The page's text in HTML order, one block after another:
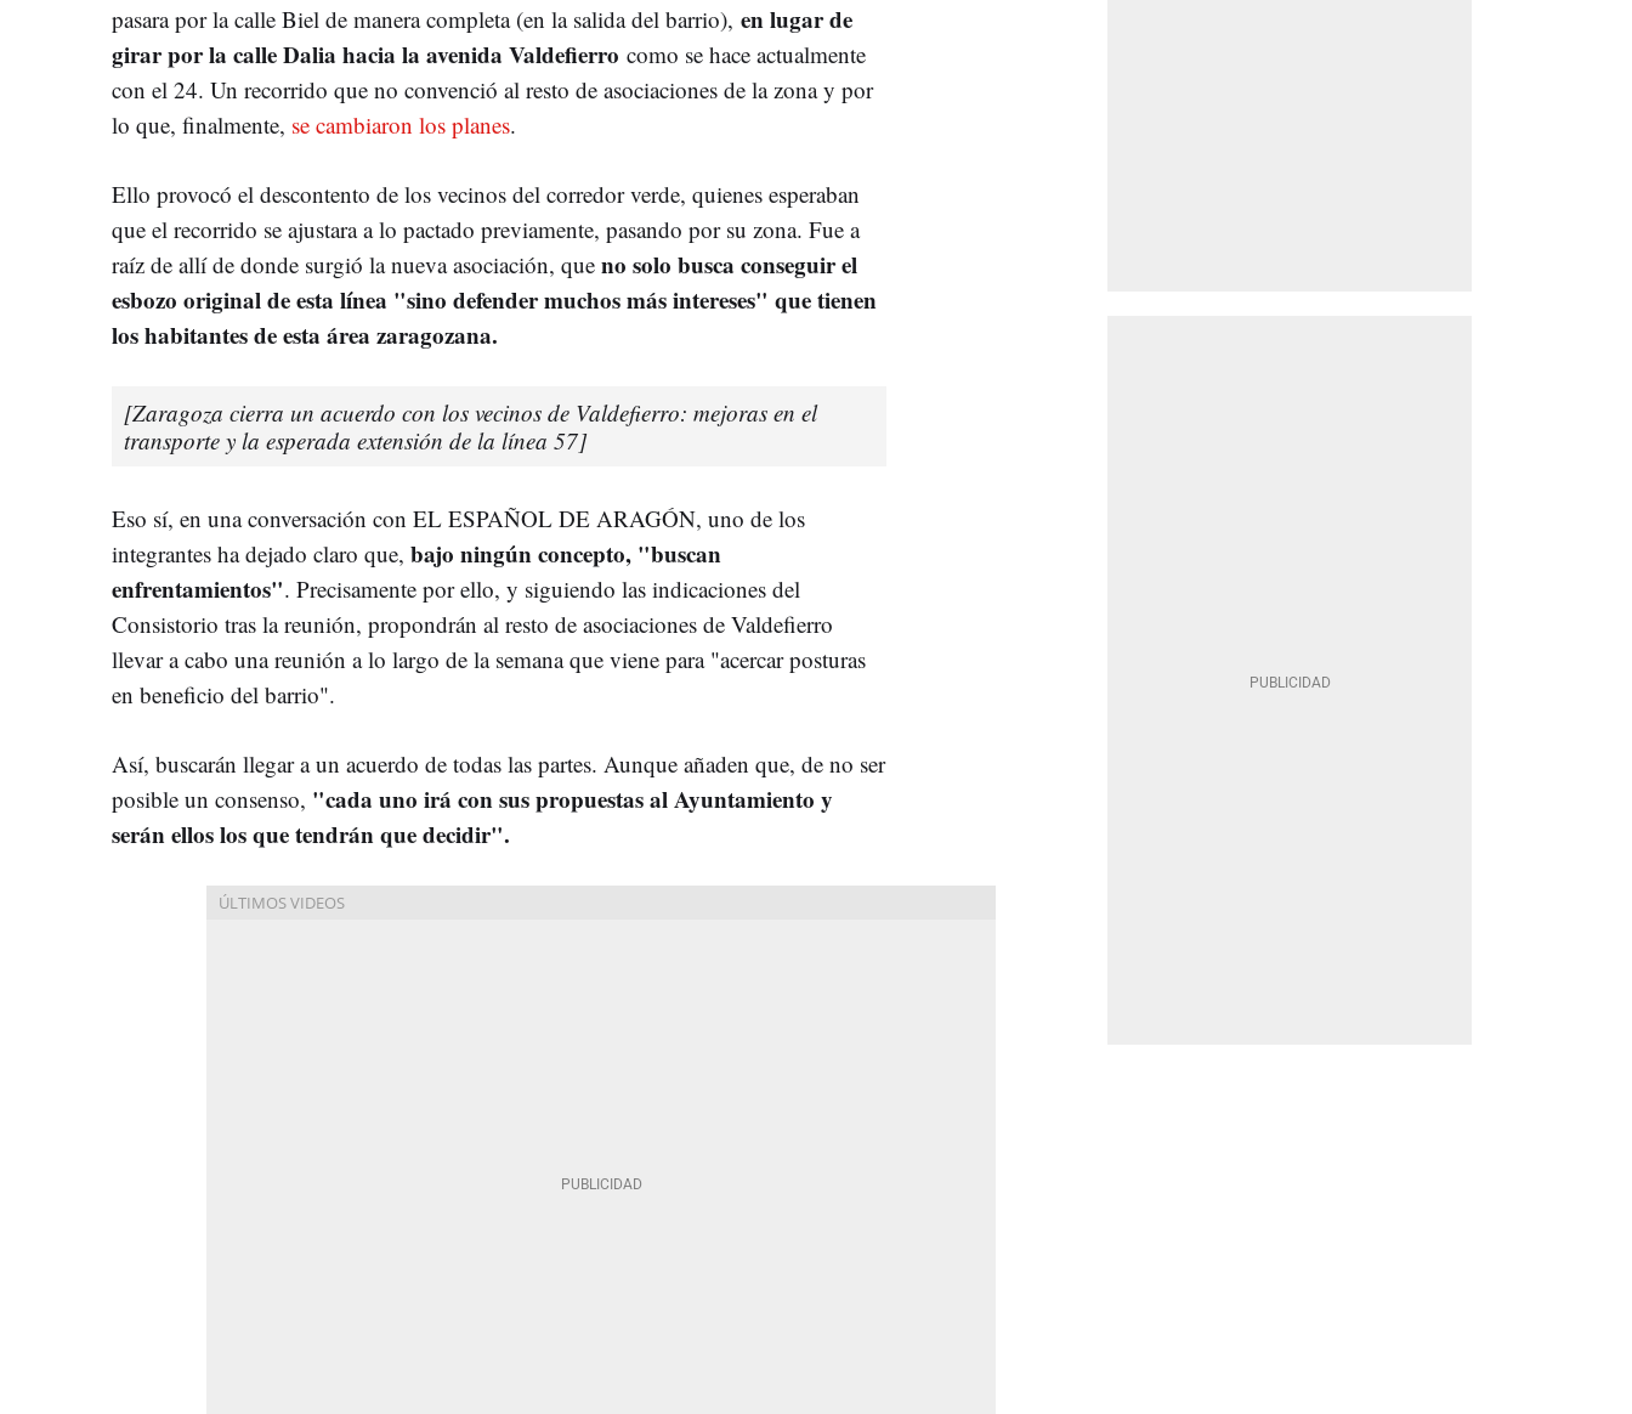
pasara por la calle Biel de manera completa (en la salida del barrio), en lugar de
girar por la calle Dalia hacia la avenida Valdefierro como se hace actualmente
con el 24. Un recorrido que no convenció al resto de asociaciones de la zona y por
lo que, finalmente, se cambiaron los planes.
Ello provocó el descontento de los vecinos del corredor verde, quienes esperaban
que el recorrido se ajustara a lo pactado previamente, pasando por su zona. Fue a
raíz de allí de donde surgió la nueva asociación, que no solo busca conseguir el
esbozo original de esta línea "sino defender muchos más intereses" que tienen
los habitantes de esta área zaragozana.
[Zaragoza cierra un acuerdo con los vecinos de Valdefierro: mejoras en el
transporte y la esperada extensión de la línea 57]
Eso sí, en una conversación con EL ESPAÑOL DE ARAGÓN, uno de los
integrantes ha dejado claro que, bajo ningún concepto, "buscan
enfrentamientos". Precisamente por ello, y siguiendo las indicaciones del
Consistorio tras la reunión, propondrán al resto de asociaciones de Valdefierro
llevar a cabo una reunión a lo largo de la semana que viene para "acercar posturas
en beneficio del barrio".
Así, buscarán llegar a un acuerdo de todas las partes. Aunque añaden que, de no ser
posible un consenso, "cada uno irá con sus propuestas al Ayuntamiento y
serán ellos los que tendrán que decidir".